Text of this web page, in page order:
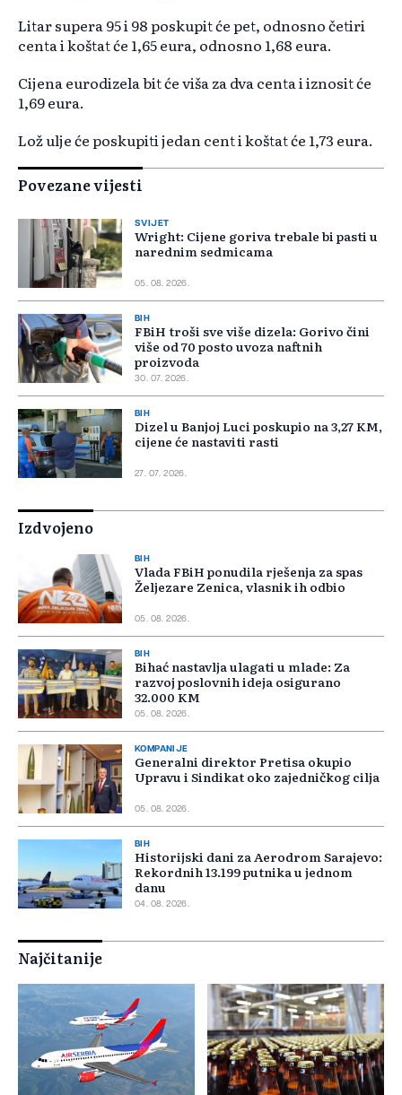
Litar supera 95 i 98 poskupit će pet, odnosno četiri
centa i koštat će 1,65 eura, odnosno 1,68 eura.
Cijena eurodizela bit će viša za dva centa i iznosit će
1,69 eura.
Lož ulje će poskupiti jedan cent i koštat će 1,73 eura.
Povezane vijesti
SVIJET
Wright: Cijene goriva trebale bi pasti u
narednim sedmicama
05. 08. 2026.
BIH
FBiH troši sve više dizela: Gorivo čini
više od 70 posto uvoza naftnih
proizvoda
30. 07. 2026.
BIH
Dizel u Banjoj Luci poskupio na 3,27 KM,
cijene će nastaviti rasti
27. 07. 2026.
Izdvojeno
BIH
Vlada FBiH ponudila rješenja za spas
Željezare Zenica, vlasnik ih odbio
05. 08. 2026.
BIH
Bihać nastavlja ulagati u mlade: Za
razvoj poslovnih ideja osigurano
32.000 KM
05. 08. 2026.
KOMPANIJE
Generalni direktor Pretisa okupio
Upravu i Sindikat oko zajedničkog cilja
05. 08. 2026.
BIH
Historijski dani za Aerodrom Sarajevo:
Rekordnih 13.199 putnika u jednom
danu
04. 08. 2026.
Najčitanije